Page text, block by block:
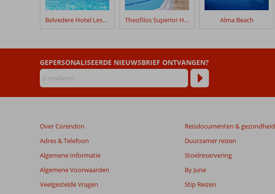
verblijf
Fly
Mare
Beoordelingen
die
dan
48
maanden
worden
meer
weergegeven
Belvedere Hotel Lesbos Theofilos Superior Hotel Alma Beach
GEPERSONALISEERDE NIEUWSBRIEF ONTVANGEN?
Over Corendon
Adres & Telefoon
Algemene Informatie
Algemene Voorwaarden
Veelgestelde Vragen
Reisdocumenten & gezondheid
Duurzamer reizen
Stoelreservering
By June
Stip Reizen